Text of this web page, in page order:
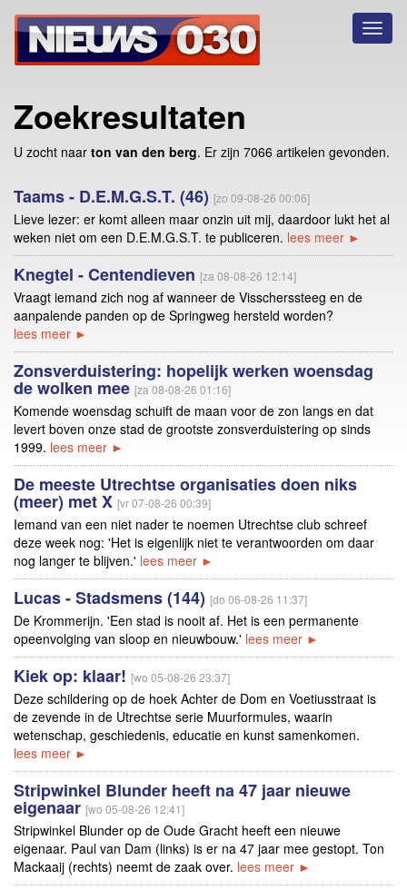
Zoekresultaten
U zocht naar ton van den berg. Er zijn 7066 artikelen gevonden.
Taams - D.E.M.G.S.T. (46) [zo 09-08-26 00:06]
Lieve lezer: er komt alleen maar onzin uit mij, daardoor lukt het al
weken niet om een D.E.M.G.S.T. te publiceren. lees meer ►
Knegtel - Centendieven [za 08-08-26 12:14]
Vraagt iemand zich nog af wanneer de Visscherssteeg en de
aanpalende panden op de Springweg hersteld worden?
lees meer ►
Zonsverduistering: hopelijk werken woensdag
de wolken mee [za 08-08-26 01:16]
Komende woensdag schuift de maan voor de zon langs en dat
levert boven onze stad de grootste zonsverduistering op sinds
1999. lees meer ►
De meeste Utrechtse organisaties doen niks
(meer) met X [vr 07-08-26 00:39]
Iemand van een niet nader te noemen Utrechtse club schreef
deze week nog: 'Het is eigenlijk niet te verantwoorden om daar
nog langer te blijven.' lees meer ►
Lucas - Stadsmens (144) [do 06-08-26 11:37]
De Krommerijn. 'Een stad is nooit af. Het is een permanente
opeenvolging van sloop en nieuwbouw.' lees meer ►
Kiek op: klaar! [wo 05-08-26 23:37]
Deze schildering op de hoek Achter de Dom en Voetiusstraat is
de zevende in de Utrechtse serie Muurformules, waarin
wetenschap, geschiedenis, educatie en kunst samenkomen.
lees meer ►
Stripwinkel Blunder heeft na 47 jaar nieuwe
eigenaar [wo 05-08-26 12:41]
Stripwinkel Blunder op de Oude Gracht heeft een nieuwe
eigenaar. Paul van Dam (links) is er na 47 jaar mee gestopt. Ton
Mackaaij (rechts) neemt de zaak over. lees meer ►